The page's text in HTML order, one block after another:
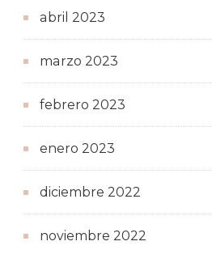
abril 2023
marzo 2023
febrero 2023
enero 2023
diciembre 2022
noviembre 2022